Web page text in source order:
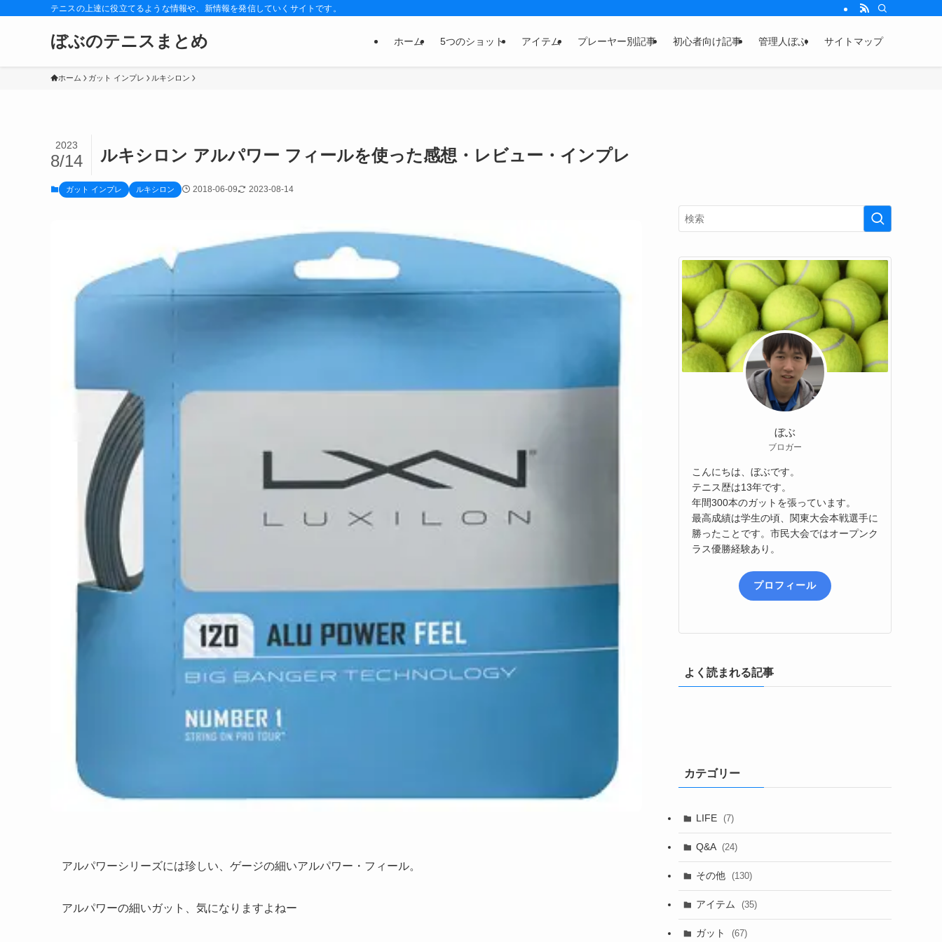
テニスの上達に役立てるような情報や、新情報を発信していくサイトです。
ぼぶのテニスまとめ ホーム 5つのショット アイテム プレーヤー別記事 初心者向け記事 管理人ぼぶ サイトマップ
ホーム ガット インプレ ルキシロン
ルキシロン アルパワー フィールを使った感想・レビュー・インプレ
2023
8/14
ガット インプレ ルキシロン 2018-06-09 2023-08-14
アルパワーシリーズには珍しい、ゲージの細いアルパワー・フィール。
アルパワーの細いガット、気になりますよねー
ぼぶ
ブロガー
こんにちは、ぼぶです。
テニス歴は13年です。
年間300本のガットを張っています。
最高成績は学生の頃、関東大会本戦選手に
勝ったことです。市民大会ではオープンク
ラス優勝経験あり。
プロフィール
よく読まれる記事
カテゴリー
LIFE (7)
Q&A (24)
その他 (130)
アイテム (35)
ガット (67)